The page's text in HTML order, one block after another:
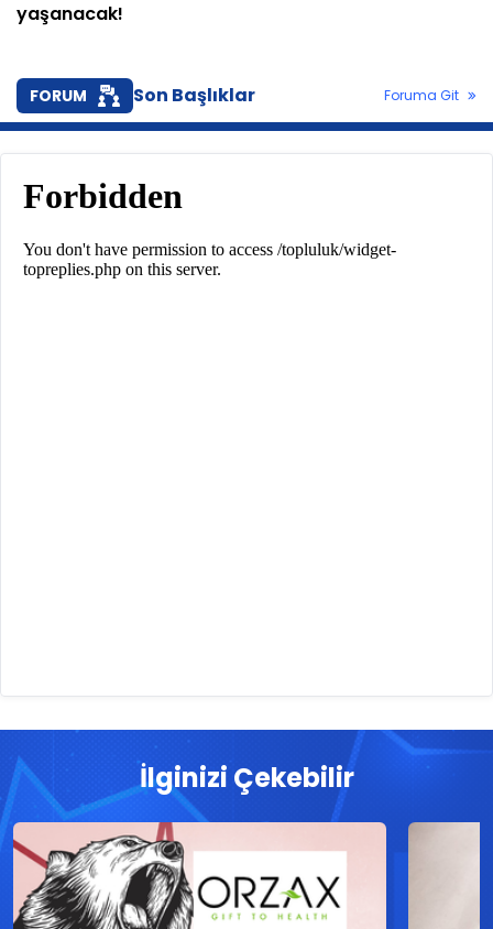
yaşanacak!
FORUM Son Başlıklar Foruma Git
İlginizi Çekebilir